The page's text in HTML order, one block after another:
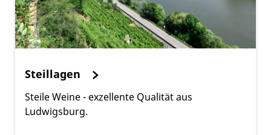
Steillagen
Steile Weine - exzellente Qualität aus
Ludwigsburg.